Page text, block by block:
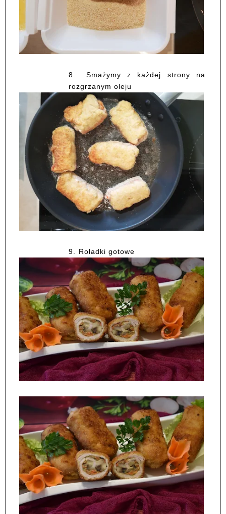
8.
Smażymy z każdej strony na
rozgrzanym oleju
9. Roladki gotowe